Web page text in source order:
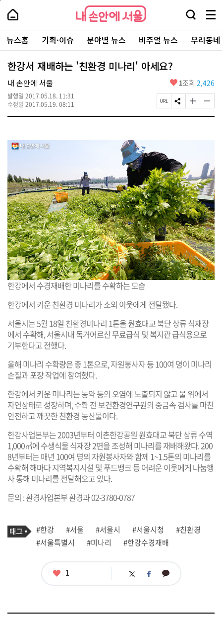
본
로
가
내
손
안
에
서
울
-
서
울
시
대
표
소
털
내
손
에
울
검
창
열
기
메
뉴
전
체
보
주
요
서
뉴스홈 기획·이슈 분야별 뉴스 비주얼 뉴스 우리동
한강서 재배하는 '친환경 미나리' 아세요?
내 손안에 서울
발행일 2017.05.18. 11:31
수정일 2017.05.19. 08:11
좋
요
1조회 2,426
페
이
복
사
S
N
글
자
기
글
자
경
하
기
한강에서 수경재배한 미나리를 수확하는 모습
한강에서 키운 친환경 미나리가 소외 이웃에게 전달됐다.
서울시는 5월 18일 친환경미나리 1톤을 원효대교 북단 상류 식재장
에서 수확해, 서울시내 독거어르신 무료급식 및 복지관 급식용으로
기부한다고 전했다.
올해 미나리 수확량은 총 1톤으로, 자원봉사자 등 100여 명이 미나리
손질과 포장 작업에 참여했다.
한강에서 키운 미나리는 농약 등의 오염에 노출되지 않고 물 위에서
자연상태로 성장하며, 수확 전 보건환경연구원의 중금속 검사를 마친
안전하고 깨끗한 친환경 농산물이다.
한강사업본부는 2003년부터 이촌한강공원 원효대교 북단 상류 수역
1,000㎡에 수생식물 식재장 2면을 조성해 미나리를 재배해왔다. 200
8년부터는 매년 100여 명의 자원봉사자와 함께 1~1.5톤의 미나리를
수확해 해마다 지역복지시설 및 푸드뱅크 등 어려운 이웃에게 나눔행
사 통해 미나리를 전달해오고 있다.
문의 : 환경사업본부 환경과 02-3780-0787
기
사
관
련
태
그
#한강 #서울 #서울시 #서울시청
#친환경
#서울특별시
#미나리 #한강수경재배
좋1 트 페 카
페
상
단
로